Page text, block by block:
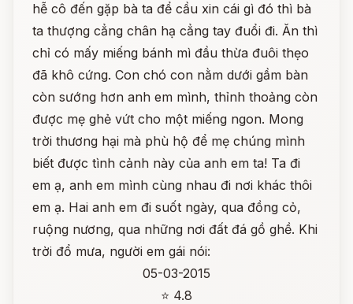
hễ cô đến gặp bà ta để cầu xin cái gì đó thì bà
ta thượng cẳng chân hạ cẳng tay đuổi đi. Ăn thì
chỉ có mấy miếng bánh mì đầu thừa đuôi thẹo
đã khô cứng. Con chó con nằm dưới gầm bàn
còn sướng hơn anh em mình, thỉnh thoảng còn
được mẹ ghẻ vứt cho một miếng ngon. Mong
trời thương hại mà phù hộ để mẹ chúng mình
biết được tình cảnh này của anh em ta! Ta đi
em ạ, anh em mình cùng nhau đi nơi khác thôi
em ạ. Hai anh em đi suốt ngày, qua đồng cỏ,
ruộng nương, qua những nơi đất đá gồ ghề. Khi
trời đổ mưa, người em gái nói:
05-03-2015
⭐ 4.8